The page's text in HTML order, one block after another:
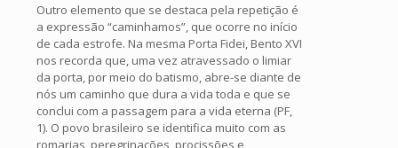
Outro elemento que se destaca pela repetição é
a expressão “caminhamos”, que ocorre no início
de cada estrofe. Na mesma Porta Fidei, Bento XVI
nos recorda que, uma vez atravessado o limiar
da porta, por meio do batismo, abre-se diante de
nós um caminho que dura a vida toda e que se
conclui com a passagem para a vida eterna (PF,
1). O povo brasileiro se identifica muito com as
romarias, peregrinações, procissões e